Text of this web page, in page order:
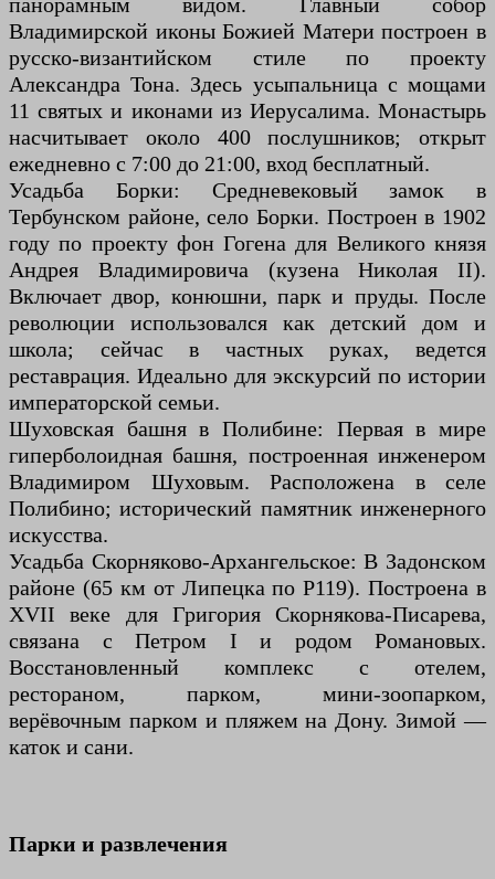
Владимирской иконы Божией Матери построен в
русско-византийском стиле по проекту
Александра Тона. Здесь усыпальница с мощами
11 святых и иконами из Иерусалима. Монастырь
насчитывает около 400 послушников; открыт
ежедневно с 7:00 до 21:00, вход бесплатный.
Усадьба Борки: Средневековый замок в
Тербунском районе, село Борки. Построен в 1902
году по проекту фон Гогена для Великого князя
Андрея Владимировича (кузена Николая II).
Включает двор, конюшни, парк и пруды. После
революции использовался как детский дом и
школа; сейчас в частных руках, ведется
реставрация. Идеально для экскурсий по истории
императорской семьи.
Шуховская башня в Полибине: Первая в мире
гиперболоидная башня, построенная инженером
Владимиром Шуховым. Расположена в селе
Полибино; исторический памятник инженерного
искусства.
Усадьба Скорняково-Архангельское: В Задонском
районе (65 км от Липецка по Р119). Построена в
XVII веке для Григория Скорнякова-Писарева,
связана с Петром I и родом Романовых.
Восстановленный комплекс с отелем,
рестораном, парком, мини-зоопарком,
верёвочным парком и пляжем на Дону. Зимой —
каток и сани.
Парки и развлечения